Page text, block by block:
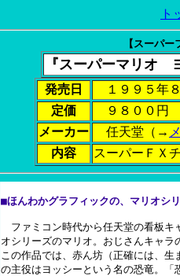
ト
【スーパー
『スーパーマリオ
発売日
１９９５年
定価
９８００円
メーカー
任天堂（→
内容
スーパーＦＸ
■ほんわかグラフィックの、マリオシ
ファミコン時代から任天堂の看板キ
オシリーズのマリオ。おじさんキャラ
この作品では、赤ん坊（正確には、生
の主役はヨッシーという名の恐竜。「